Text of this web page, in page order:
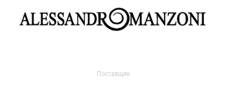
Поставщик